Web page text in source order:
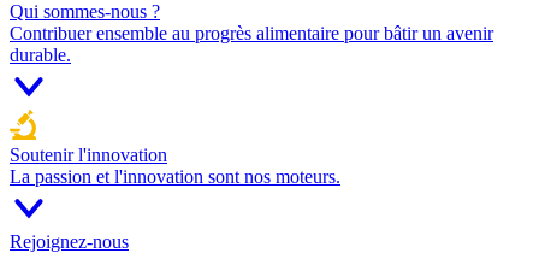
Qui sommes-nous ?
Contribuer ensemble au progrès alimentaire pour bâtir un avenir
durable.
Soutenir l'innovation
La passion et l'innovation sont nos moteurs.
Rejoignez-nous